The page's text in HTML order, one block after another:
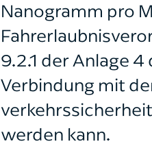
Nanogramm pro
9.2.1 der Anlage
Verbindung mit
werden kann.